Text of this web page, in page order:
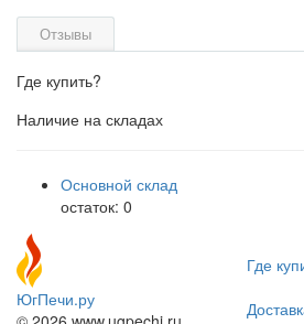
Отзывы
Где купить?
Наличие на складах
Основной склад
остаток: 0
ЮгПечи.ру
Где